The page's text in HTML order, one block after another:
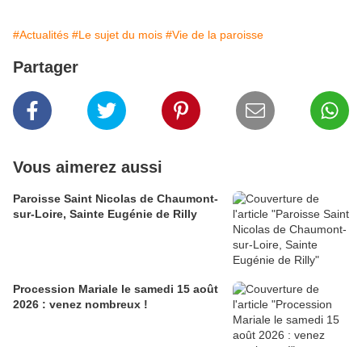
#Actualités #Le sujet du mois #Vie de la paroisse
Partager
Vous aimerez aussi
Paroisse Saint Nicolas de Chaumont-
sur-Loire, Sainte Eugénie de Rilly
Procession Mariale le samedi 15 août
2026 : venez nombreux !